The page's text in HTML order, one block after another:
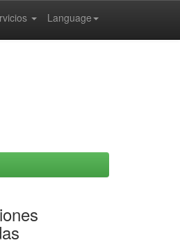
Language